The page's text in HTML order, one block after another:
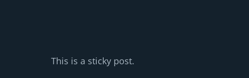
This is a sticky post.